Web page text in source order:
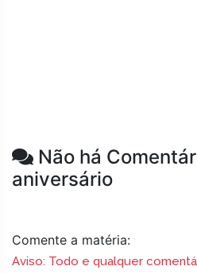
Não há
aniversário
Comente a matéria:
Aviso: Todo e qualquer